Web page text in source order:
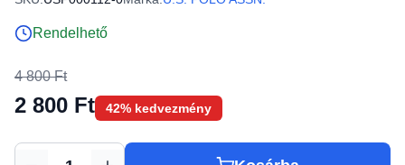
Rendelhető
4 800 Ft
2 800 Ft 42% kedvezmény